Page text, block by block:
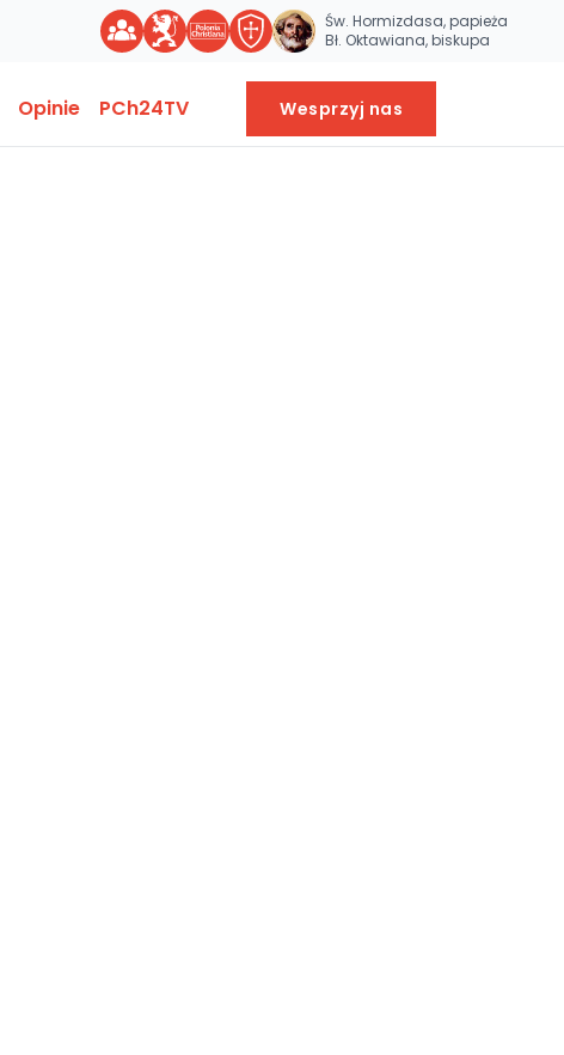
Św. Hormizdasa, papieża
Bł. Oktawiana, biskupa
Opinie PCh24TV Wesprzyj nas